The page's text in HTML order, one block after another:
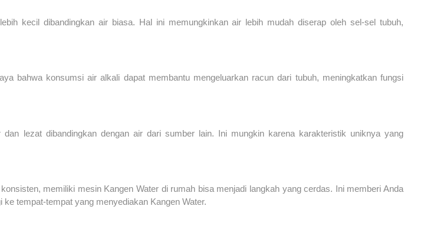
kecil dibandingkan air biasa. Hal ini memungkinkan air lebih mudah diserap oleh sel-sel tubuh,
bahwa konsumsi air alkali dapat membantu mengeluarkan racun dari tubuh, meningkatkan fungsi
lezat dibandingkan dengan air dari sumber lain. Ini mungkin karena karakteristik uniknya yang
memiliki mesin Kangen Water di rumah bisa menjadi langkah yang cerdas. Ini memberi Anda
tempat-tempat yang menyediakan Kangen Water.